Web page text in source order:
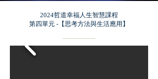
2024哲道幸福人生智慧課程
第四單元 -【思考方法與生活應用】